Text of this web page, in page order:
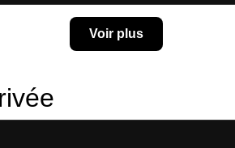
Voir plus